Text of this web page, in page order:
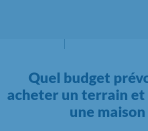
Quel budget
acheter un terrain
une maison